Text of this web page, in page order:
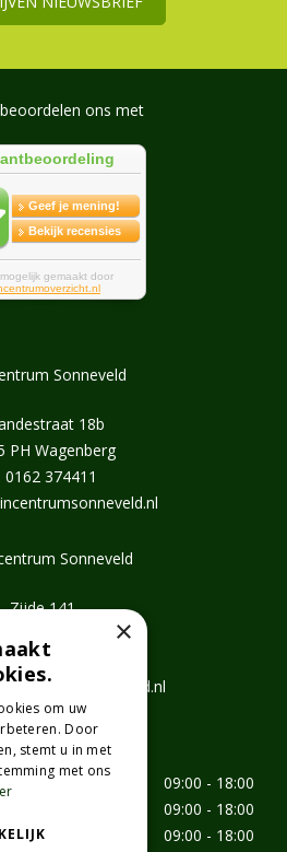
ons met
Sonneveld
18b
PH Wagenberg
0162 374411
Sonneveld
Zijde 141
0172 462647
09:00 - 18:00
09:00 - 18:00
09:00 - 18:00
×
om uw
Door
stemt u in met
met ons